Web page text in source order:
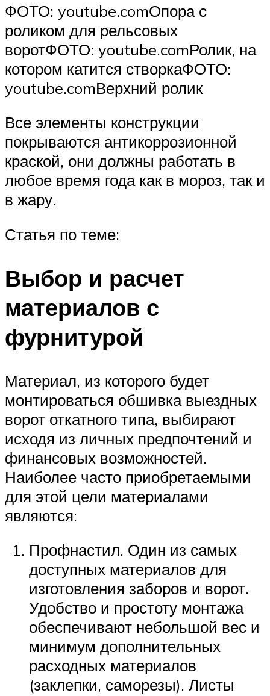
ФОТО: youtube.comОпора с
роликом для рельсовых
воротФОТО: youtube.comРолик, на
котором катится створкаФОТО:
youtube.comВерхний ролик
Все элементы конструкции
покрываются антикоррозионной
краской, они должны работать в
любое время года как в мороз, так и
в жару.
Статья по теме:
Выбор и расчет
материалов с
фурнитурой
Материал, из которого будет
монтироваться обшивка выездных
ворот откатного типа, выбирают
исходя из личных предпочтений и
финансовых возможностей.
Наиболее часто приобретаемыми
для этой цели материалами
являются:
Профнастил. Один из самых
доступных материалов для
изготовления заборов и ворот.
Удобство и простоту монтажа
обеспечивают небольшой вес и
минимум дополнительных
расходных материалов
(заклепки, саморезы). Листы